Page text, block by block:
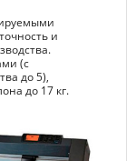
и
(с
до 5),
до 17 кг.